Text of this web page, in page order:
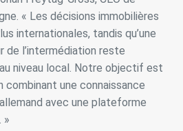
« Les décisions immobilières
internationales, tandis qu’une
de l’intermédiation reste
niveau local. Notre objectif est
une connaissance
avec une plateforme
»
Toujours actif
nos services. Si vous
acceptez leur installation.